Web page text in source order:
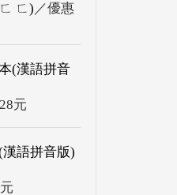
ㄈ) ／優惠
(漢語拼音
元
語拼音版)